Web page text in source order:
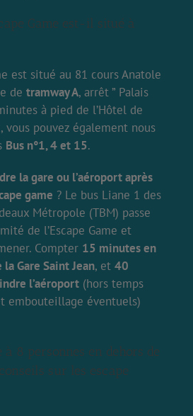
Game est-il situé à
est situé au 81 cours Anatole
de tramway A, arrêt ” Palais
à pied de l’Hôtel de
vous pouvez également nous
Bus n°1, 4 et 15.
la gare ou l’aéroport après
game ? Le bus Liane 1 des
Métropole (TBM) passe
de l’Escape Game et
Compter 15 minutes en
Gare Saint Jean, et 40
l’aéroport(hors temps
embouteillage éventuels)
à 8 personnes en dehors de
sur les escape